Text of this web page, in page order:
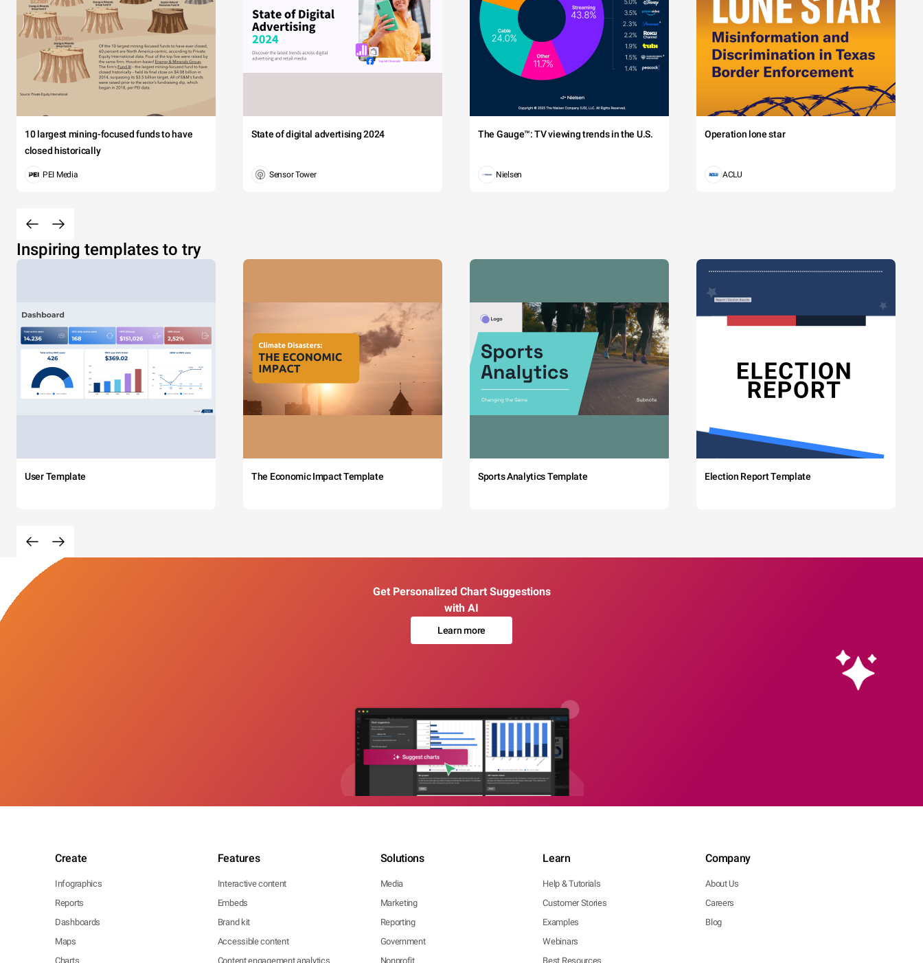
10 largest mining-focused funds to have
closed historically
PEI Media
State of digital advertising 2024
Sensor Tower
The Gauge™: TV viewing trends in the U.S.
Nielsen
Operation lone star
ACLU
Inspiring templates to try
User Template The Economic Impact Template Sports Analytics Template Election Report Template
Get Personalized Chart Suggestions
with AI
Learn more
Create
Infographics
Reports
Dashboards
Maps
Charts
Features
Interactive content
Embeds
Brand kit
Accessible content
Content engagement analytics
Solutions
Media
Marketing
Reporting
Government
Nonprofit
Learn
Help & Tutorials
Customer Stories
Examples
Webinars
Best Resources
Company
About Us
Careers
Blog